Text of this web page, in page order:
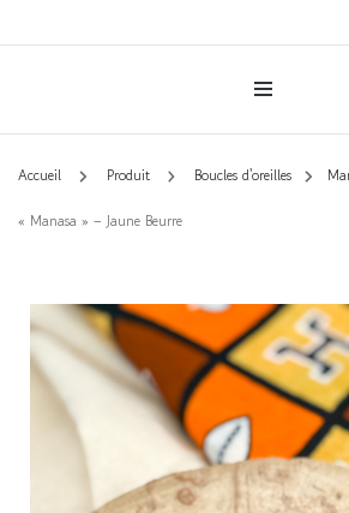
Cam'O –
artisanales &
Accueil Produit Boucles d'oreilles
« Manasa » – Jaune Beurre